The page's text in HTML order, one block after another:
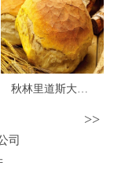
秋林里道斯大列巴 啤酒花发酵1.6kg 秋林立多夫斯大面包俄式果仁列巴
>>
司